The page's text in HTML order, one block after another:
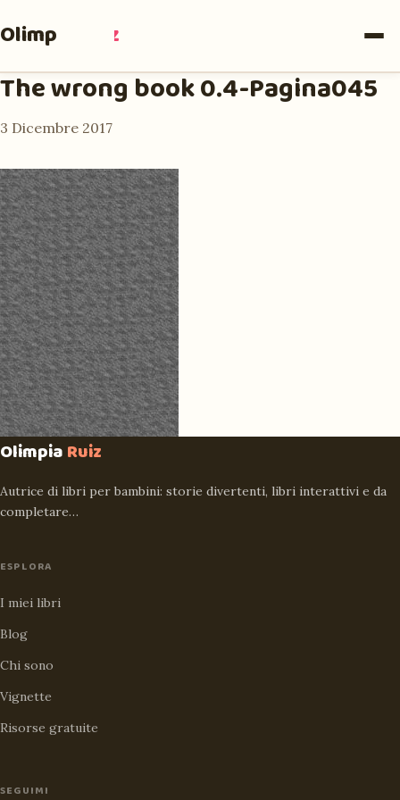
Olimpia Ruiz
The wrong book 0.4-Pagina045
3 Dicembre 2017
OlimpiaRuiz
Autrice di libri per bambini: storie divertenti, libri interattivi e da
completare…
ESPLORA
I miei libri
Blog
Chi sono
Vignette
Risorse gratuite
SEGUIMI